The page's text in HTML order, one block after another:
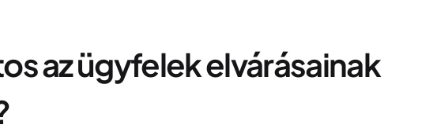
az ügyfelek elvárásainak